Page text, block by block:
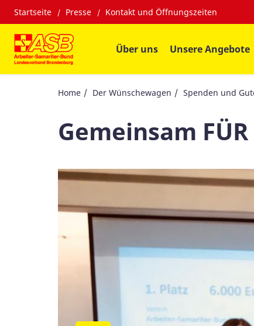
Startseite Presse Kontakt und Öffnungszeiten
Über uns Unsere Angebote
Home Der Wünschewagen Spenden und
Gemeinsam